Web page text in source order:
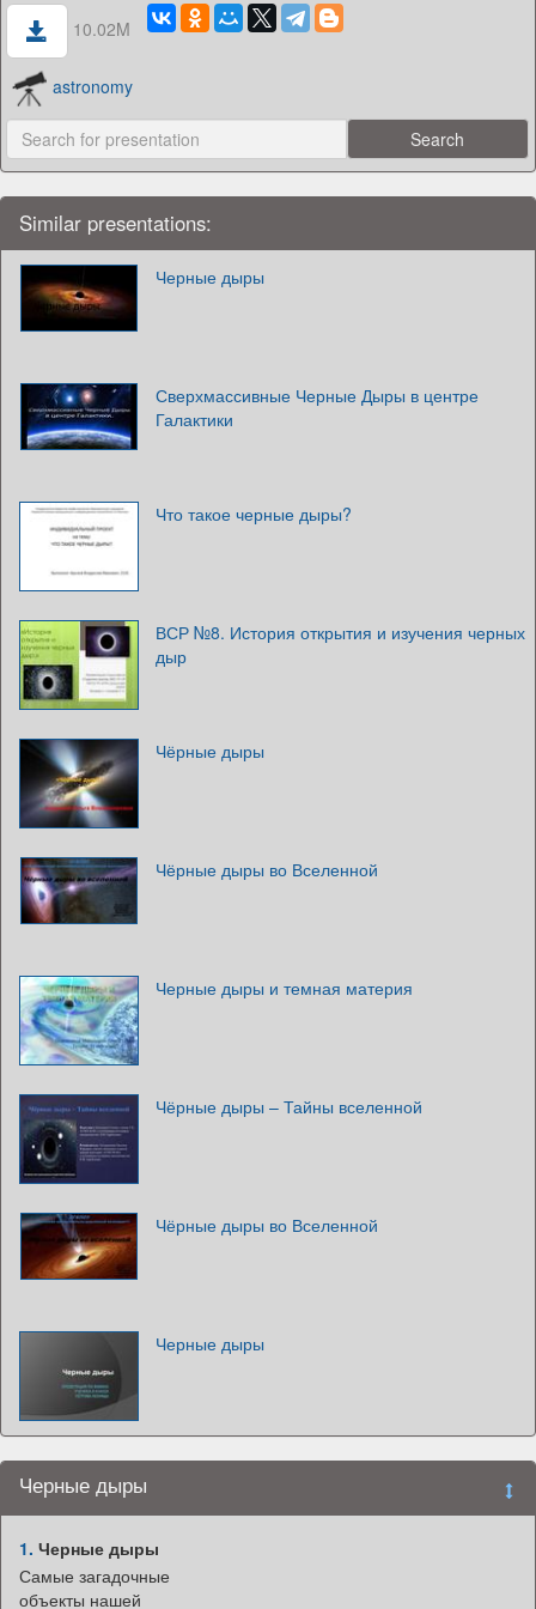
10.02M
astronomy
Similar presentations:
Черные дыры
Сверхмассивные Черные Дыры в центре
Галактики
Что такое черные дыры?
ВСР №8. История открытия и изучения черных
дыр
Чёрные дыры
Чёрные дыры во Вселенной
Черные дыры и темная материя
Чёрные дыры – Тайны вселенной
Чёрные дыры во Вселенной
Черные дыры
Черные дыры
1. Черные дыры
Самые загадочные
объекты нашей